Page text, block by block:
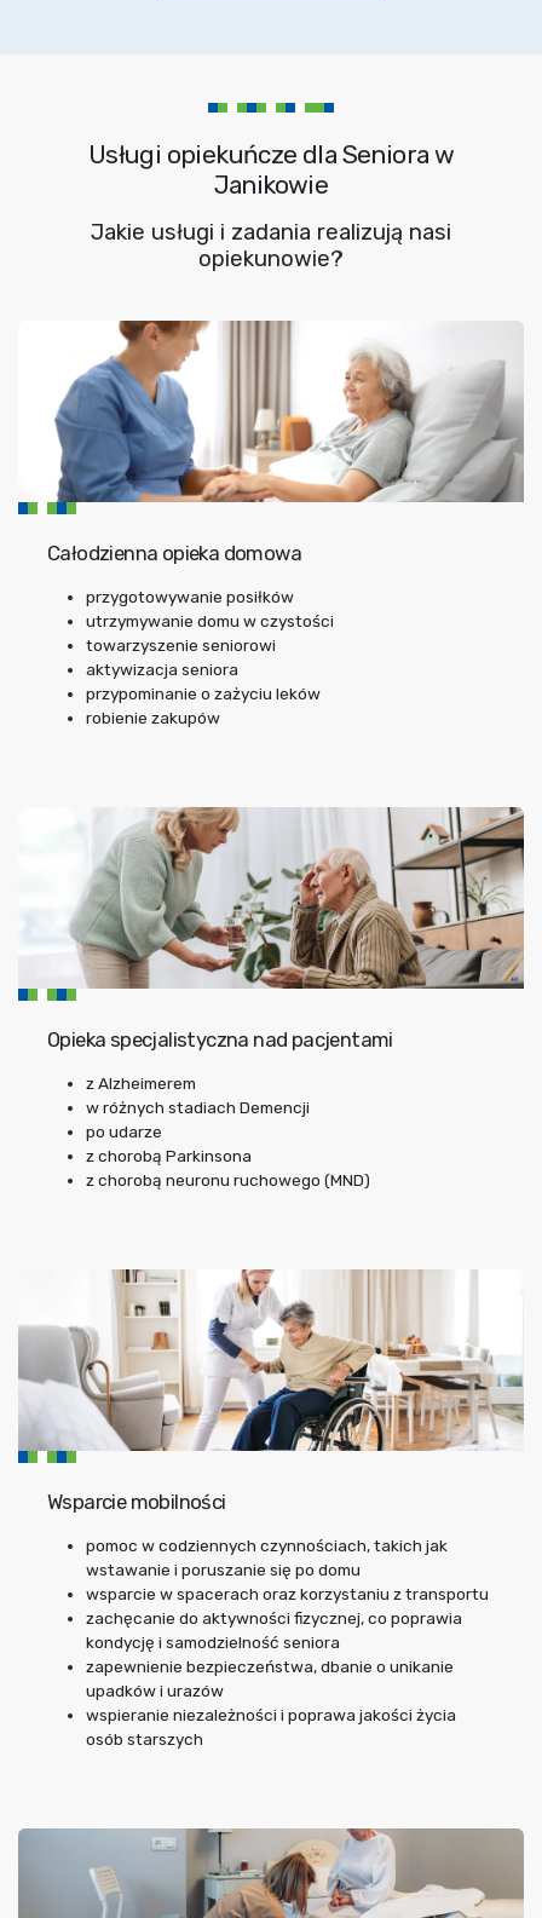
Usługi opiekuńcze dla Seniora w
Janikowie
Jakie usługi i zadania realizują nasi
opiekunowie?
Całodzienna opieka domowa
przygotowywanie posiłków
utrzymywanie domu w czystości
towarzyszenie seniorowi
aktywizacja seniora
przypominanie o zażyciu leków
robienie zakupów
Opieka specjalistyczna nad pacjentami
z Alzheimerem
w różnych stadiach Demencji
po udarze
z chorobą Parkinsona
z chorobą neuronu ruchowego (MND)
Wsparcie mobilności
pomoc w codziennych czynnościach, takich jak
wstawanie i poruszanie się po domu
wsparcie w spacerach oraz korzystaniu z transportu
zachęcanie do aktywności fizycznej, co poprawia
kondycję i samodzielność seniora
zapewnienie bezpieczeństwa, dbanie o unikanie
upadków i urazów
wspieranie niezależności i poprawa jakości życia
osób starszych